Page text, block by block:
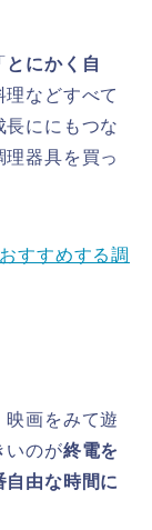
とにかく自
などすべて
長ににもつな
器具を買っ
すすめする調
映画をみて遊
いのが終電を
自由な時間に